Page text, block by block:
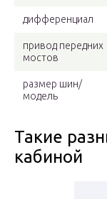
дифференциал
привод передних
мостов
размер шин/
модель
Такие
кабиной